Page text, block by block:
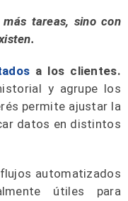
tareas, sino con
a los clientes.
y agrupe los
permite ajustar la
datos en distintos
automatizados
útiles para